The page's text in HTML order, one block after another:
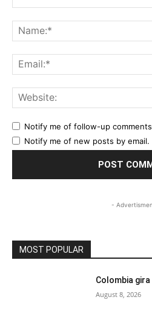
Notify me of follow-up
Notify me of new posts by email.
-
MOST POPULAR
Colombia
August 8, 2026